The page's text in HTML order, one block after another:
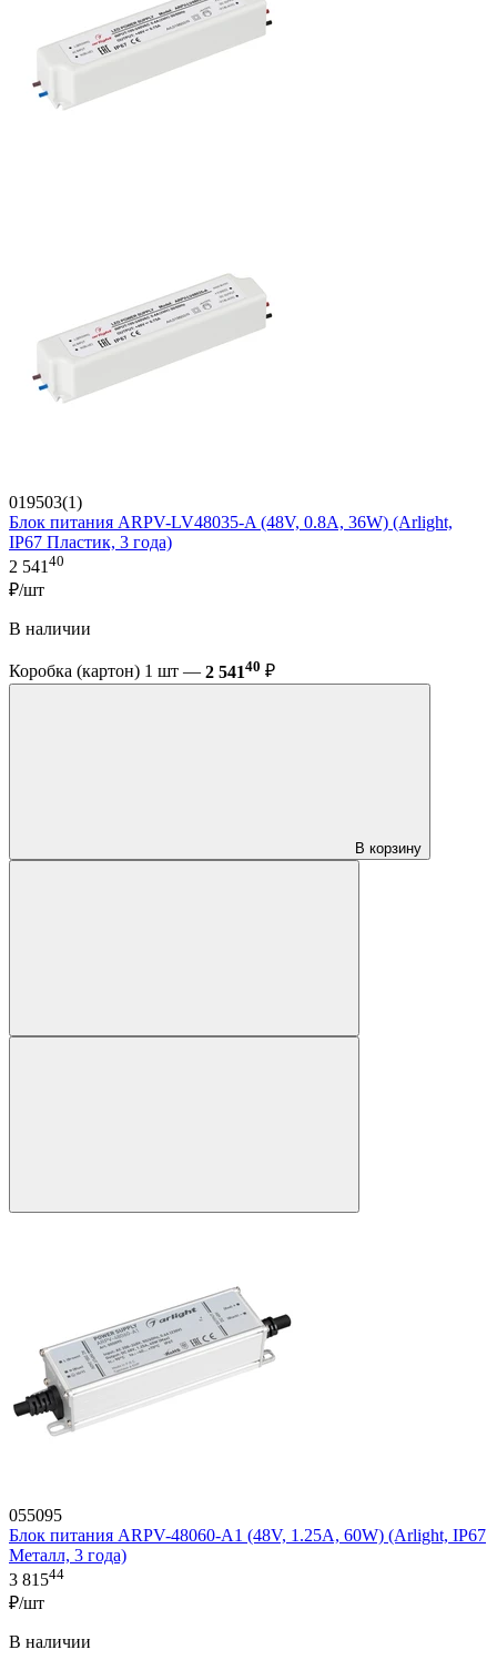
019503(1)
Блок питания ARPV-LV48035-A (48V, 0.8A, 36W) (Arlight,
IP67 Пластик, 3 года)
2 54140
₽/шт
В наличии
Коробка (картон) 1 шт — 2 54140 ₽
В корзину
055095
Блок питания ARPV-48060-A1 (48V, 1.25A, 60W) (Arlight, IP67
Металл, 3 года)
3 81544
₽/шт
В наличии